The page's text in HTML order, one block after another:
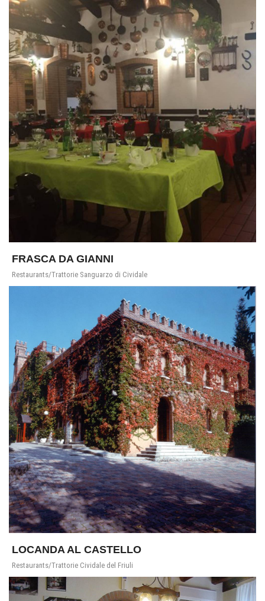
FRASCA DA GIANNI
Restaurants/Trattorie Sanguarzo di Cividale
LOCANDA AL CASTELLO
Restaurants/Trattorie Cividale del Friuli